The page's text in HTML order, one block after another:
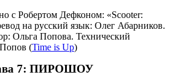
с Робертом Дефконом: «Scooter:
на русский язык: Олег Абарников.
Ольга Попова. Технический
Попов (Time is Up)
7: ПИРОШОУ